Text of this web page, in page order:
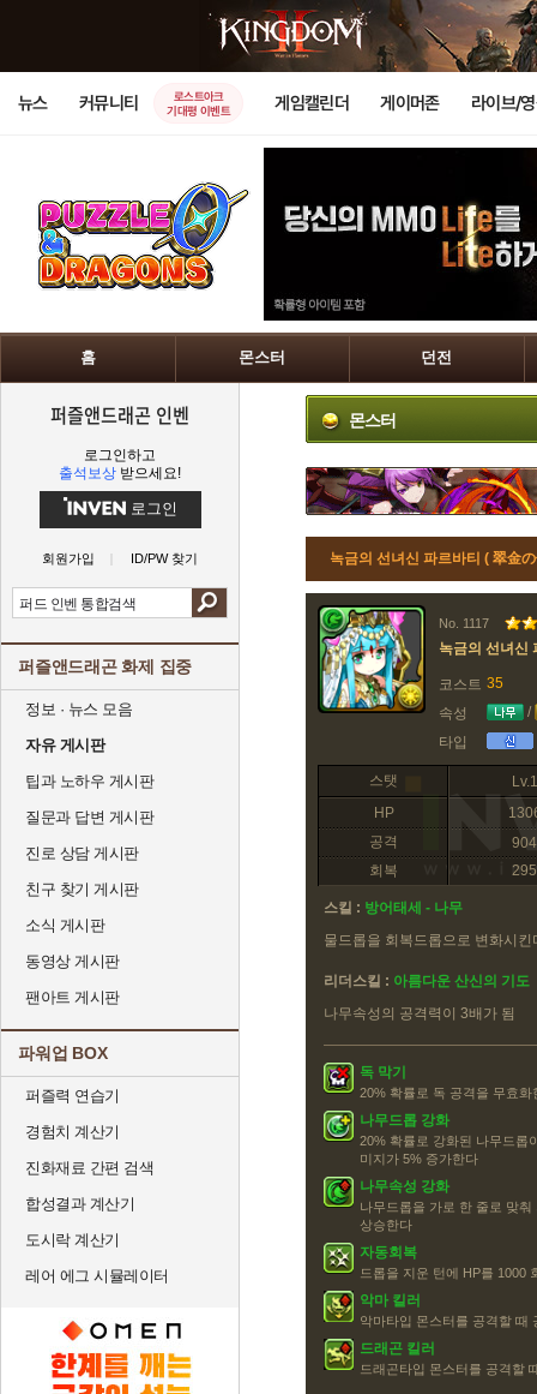
뉴스 커뮤니티
로스트아크
기대평 이벤트
게임캘린더 게이머존 라이브/
홈 몬스터 던전
퍼즐앤드래곤 인벤
로그인하고
출석보상 받으세요!
로그인
회원가입 ID/PW 찾기
퍼즐앤드래곤 화제 집중
정보 · 뉴스 모음
자유 게시판
팁과 노하우 게시판
질문과 답변 게시판
진로 상담 게시판
친구 찾기 게시판
소식 게시판
동영상 게시판
팬아트 게시판
파워업 BOX
퍼즐력 연습기
경험치 계산기
진화재료 간편 검색
합성결과 계산기
도시락 계산기
레어 에그 시뮬레이터
몬스터
녹금의 선녀신 파르바티 ( 翠金
No. 1117
녹금의 선녀신
코스트 35
속성
/
타입
스탯
Lv.1
HP
공격
904
회복
295
스킬 : 방어태세 - 나무
물드롭을 회복드롭으로 변화시킨
리더스킬 : 아름다운 산신의 기도
나무속성의 공격력이 3배가 됨
독 막기
20% 확률로 독 공격을 무효화
나무드롭 강화
20% 확률로 강화된 나무드롭
미지가 5% 증가한다
나무속성 강화
나무드롭을 가로 한 줄로 맞
상승한다
자동회복
드롭을 지운 턴에 HP를 1000
악마 킬러
악마타입 몬스터를 공격할 때
드래곤 킬러
드래곤타입 몬스터를 공격할